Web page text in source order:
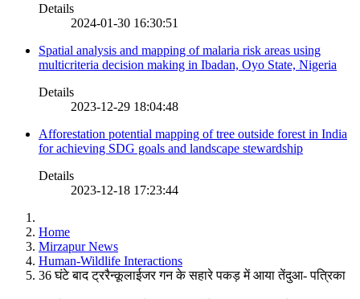
Details
2024-01-30 16:30:51
Spatial analysis and mapping of malaria risk areas using
multicriteria decision making in Ibadan, Oyo State, Nigeria
Details
2023-12-29 18:04:48
Afforestation potential mapping of tree outside forest in India
for achieving SDG goals and landscape stewardship
Details
2023-12-18 17:23:44
Home
Mirzapur News
Human-Wildlife Interactions
36 घंटे बाद ट्ररैन्कूलाईजर गन के सहारे पकड़ में आया तेंदुआ- पत्रिका